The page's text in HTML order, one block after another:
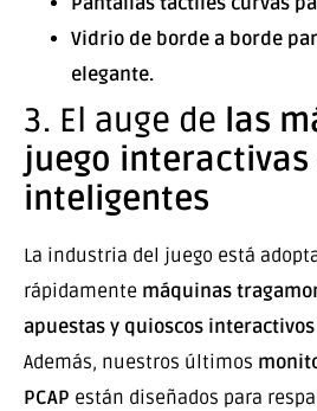
Vidrio de borde a borde
elegante.
3. El auge de las
juego interactivas
inteligentes
La industria del juego está
rápidamente máquinas
apuestas y quioscos
Además, nuestros últimos
PCAP están diseñados para